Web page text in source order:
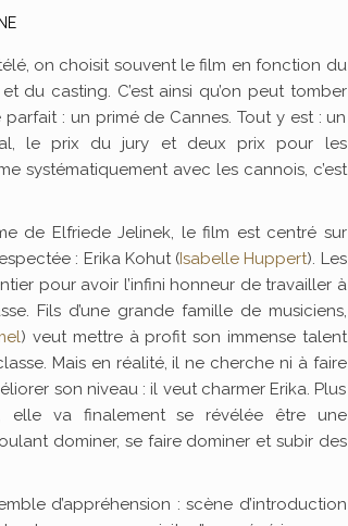
on choisit souvent le film en fonction du
du casting. C’est ainsi qu’on peut tomber
: un primé de Cannes. Tout y est : un
le prix du jury et deux prix pour les
systématiquement avec les cannois, c’est
de Elfriede Jelinek, le film est centré sur
: Erika Kohut (Isabelle Huppert). Les
pour avoir l’infini honneur de travailler à
Fils d’une grande famille de musiciens,
) veut mettre à profit son immense talent
Mais en réalité, il ne cherche ni à faire
son niveau : il veut charmer Erika. Plus
elle va finalement se révélée être une
dominer, se faire dominer et subir des
d’appréhension : scène d’introduction